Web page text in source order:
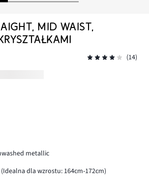
MID WAIST,
(14)
metallic
(Idealna dla wzrostu: 164cm-172cm)